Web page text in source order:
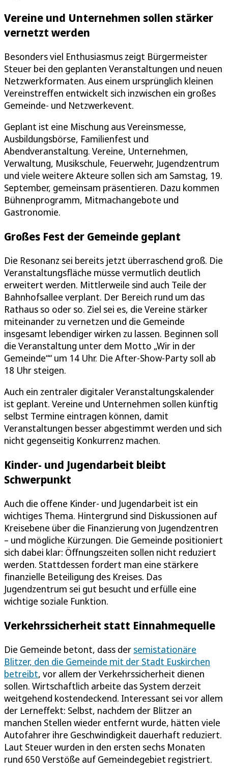
Vereine und Unternehmen sollen stärker
vernetzt werden
Besonders viel Enthusiasmus zeigt Bürgermeister
Steuer bei den geplanten Veranstaltungen und neuen
Netzwerkformaten. Aus einem ursprünglich kleinen
Vereinstreffen entwickelt sich inzwischen ein großes
Gemeinde- und Netzwerkevent.
Geplant ist eine Mischung aus Vereinsmesse,
Ausbildungsbörse, Familienfest und
Abendveranstaltung. Vereine, Unternehmen,
Verwaltung, Musikschule, Feuerwehr, Jugendzentrum
und viele weitere Akteure sollen sich am Samstag, 19.
September, gemeinsam präsentieren. Dazu kommen
Bühnenprogramm, Mitmachangebote und
Gastronomie.
Großes Fest der Gemeinde geplant
Die Resonanz sei bereits jetzt überraschend groß. Die
Veranstaltungsfläche müsse vermutlich deutlich
erweitert werden. Mittlerweile sind auch Teile der
Bahnhofsallee verplant. Der Bereich rund um das
Rathaus so oder so. Ziel sei es, die Vereine stärker
miteinander zu vernetzen und die Gemeinde
insgesamt lebendiger wirken zu lassen. Beginnen soll
die Veranstaltung unter dem Motto „Wir in der
Gemeinde““ um 14 Uhr. Die After-Show-Party soll ab
18 Uhr steigen.
Auch ein zentraler digitaler Veranstaltungskalender
ist geplant. Vereine und Unternehmen sollen künftig
selbst Termine eintragen können, damit
Veranstaltungen besser abgestimmt werden und sich
nicht gegenseitig Konkurrenz machen.
Kinder- und Jugendarbeit bleibt
Schwerpunkt
Auch die offene Kinder- und Jugendarbeit ist ein
wichtiges Thema. Hintergrund sind Diskussionen auf
Kreisebene über die Finanzierung von Jugendzentren
– und mögliche Kürzungen. Die Gemeinde positioniert
sich dabei klar: Öffnungszeiten sollen nicht reduziert
werden. Stattdessen fordert man eine stärkere
finanzielle Beteiligung des Kreises. Das
Jugendzentrum sei gut besucht und erfülle eine
wichtige soziale Funktion.
Verkehrssicherheit statt Einnahmequelle
Die Gemeinde betont, dass der semistationäre
Blitzer, den die Gemeinde mit der Stadt Euskirchen
betreibt, vor allem der Verkehrssicherheit dienen
sollen. Wirtschaftlich arbeite das System derzeit
weitgehend kostendeckend. Interessant sei vor allem
der Lerneffekt: Selbst, nachdem der Blitzer an
manchen Stellen wieder entfernt wurde, hätten viele
Autofahrer ihre Geschwindigkeit dauerhaft reduziert.
Laut Steuer wurden in den ersten sechs Monaten
rund 650 Verstöße auf Gemeindegebiet registriert.